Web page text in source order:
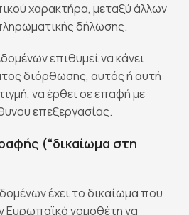
χαρακτήρα, μεταξύ άλλων
δήλωσης.
επιθυμεί να κάνει
διόρθωσης, αυτός ή αυτή
να έρθει σε επαφή με
επεξεργασίας.
(“δικαίωμα στη
έχει το δικαίωμα που
Ευρωπαϊκό νομοθέτη να